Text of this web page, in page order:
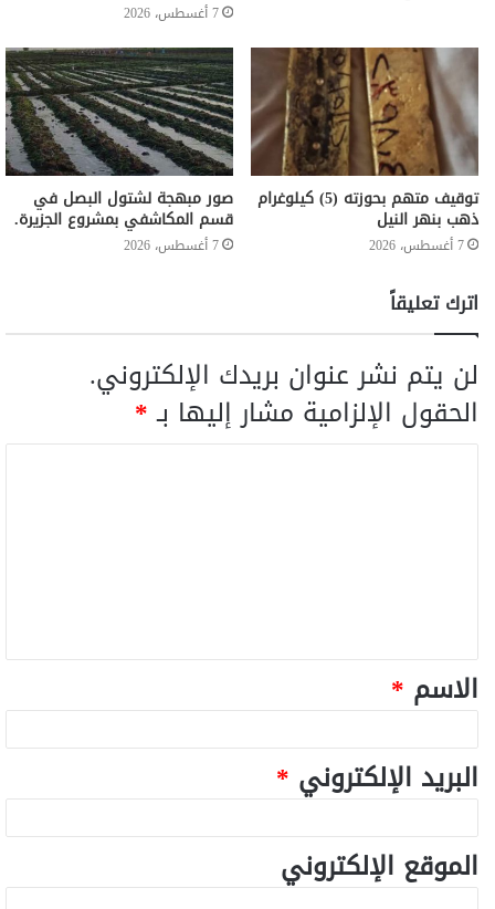
7 أغسطس، 2026
توقيف متهم بحوزته (5) كيلوغرام
ذهب بنهر النيل
7 أغسطس، 2026
صور مبهجة لشتول البصل في
قسم المكاشفي بمشروع الجزيرة.
7 أغسطس، 2026
اترك تعليقاً
لن يتم نشر عنوان بريدك الإلكتروني.
الحقول الإلزامية مشار إليها بـ*
الاسم *
البريد الإلكتروني *
الموقع الإلكتروني